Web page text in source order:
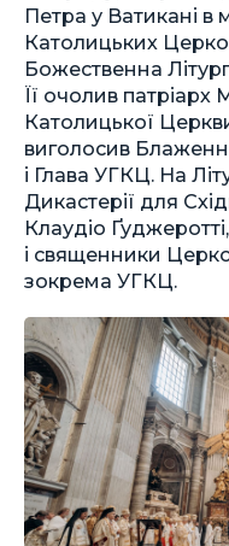
Петра у Ватикані
Католицьких
Божественна
Її очолив патріарх
Католицької
виголосив
і Глава УГКЦ. На
Дикастерії для
Клаудіо
і священники
зокрема УГКЦ.